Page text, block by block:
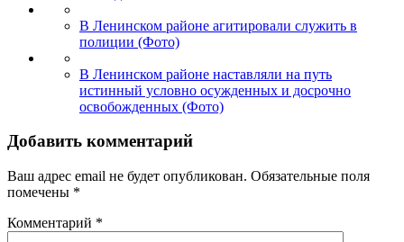
В Ленинском районе агитировали служить в
полиции (Фото)
В Ленинском районе наставляли на путь
истинный условно осужденных и досрочно
освобожденных (Фото)
Добавить комментарий
Ваш адрес email не будет опубликован. Обязательные поля
помечены *
Комментарий *